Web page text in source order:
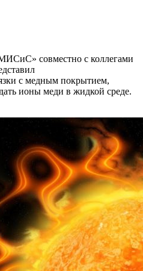
совместно с коллегами
с медным покрытием,
ионы меди в жидкой среде.